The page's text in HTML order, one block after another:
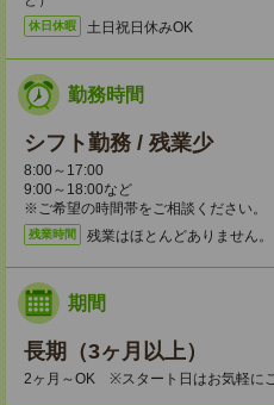
休日休暇 土日祝日休みOK
勤務時間
シフト勤務 / 残業少
8:00～17:00
9:00～18:00など
※ご希望の時間帯をご相談ください。
残業時間 残業はほとんどありません。
期間
長期（3ヶ月以上）
2ヶ月～OK ※スタート日はお気軽に